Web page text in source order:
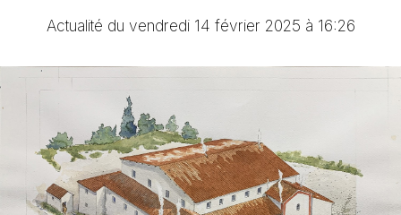
Actualité du vendredi 14 février 2025 à 16:26